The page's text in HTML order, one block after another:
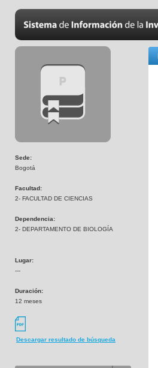
Sede:
Bogotá
Facultad:
2- FACULTAD DE CIENCIAS
Dependencia:
2- DEPARTAMENTO DE BIOLOGÍA
Lugar:
---
Duración:
12 meses
Descargar resultado de búsqueda